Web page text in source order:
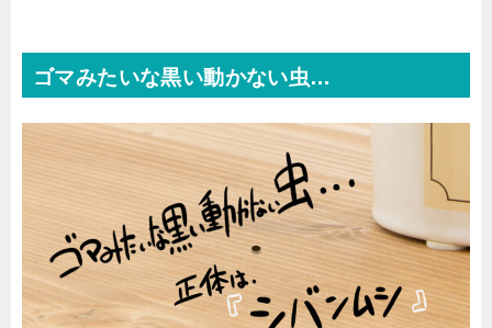
ゴマみたいな黒い動かない虫…